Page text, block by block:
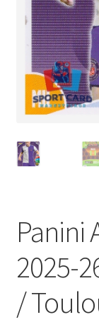
Panini
2025-
/